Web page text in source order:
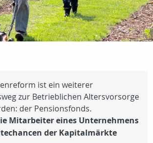
ist ein weiterer
zur Betrieblichen Altersvorsorge
der Pensionsfonds.
Mitarbeiter eines Unternehmens
der Kapitalmärkte